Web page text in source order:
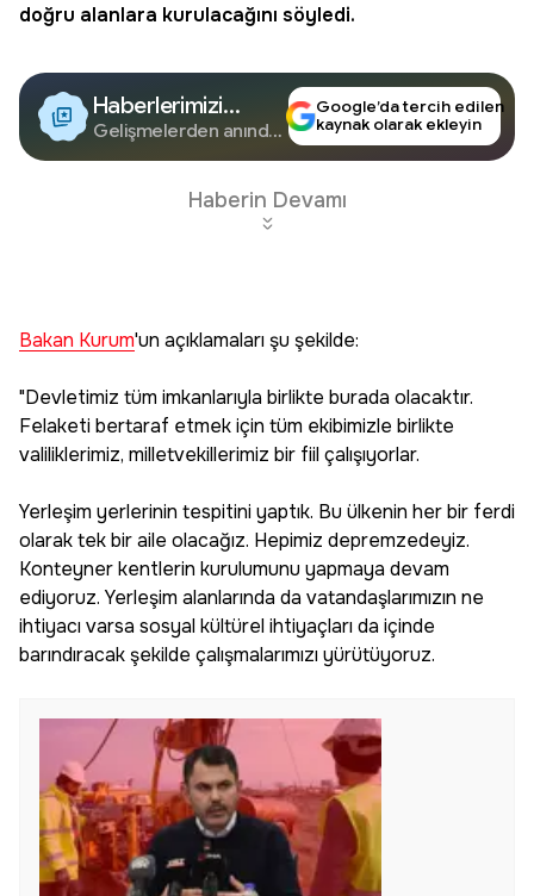
doğru alanlara kurulacağını söyledi.
Haberlerimizi
Google'da Takip
Edin
Gelişmelerden anında
Google’da tercih edilen
kaynak olarak ekleyin
Haberin Devamı
Bakan Kurum'un açıklamaları şu şekilde:
"Devletimiz tüm imkanlarıyla birlikte burada olacaktır.
Felaketi bertaraf etmek için tüm ekibimizle birlikte
valiliklerimiz, milletvekillerimiz bir fiil çalışıyorlar.
Yerleşim yerlerinin tespitini yaptık. Bu ülkenin her bir ferdi
olarak tek bir aile olacağız. Hepimiz depremzedeyiz.
Konteyner kentlerin kurulumunu yapmaya devam
ediyoruz. Yerleşim alanlarında da vatandaşlarımızın ne
ihtiyacı varsa sosyal kültürel ihtiyaçları da içinde
barındıracak şekilde çalışmalarımızı yürütüyoruz.